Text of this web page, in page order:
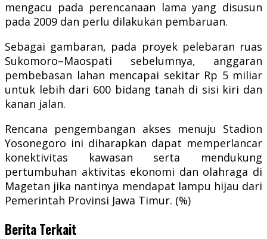
mengacu pada perencanaan lama yang disusun
pada 2009 dan perlu dilakukan pembaruan.
Sebagai gambaran, pada proyek pelebaran ruas
Sukomoro–Maospati sebelumnya, anggaran
pembebasan lahan mencapai sekitar Rp 5 miliar
untuk lebih dari 600 bidang tanah di sisi kiri dan
kanan jalan.
Rencana pengembangan akses menuju Stadion
Yosonegoro ini diharapkan dapat memperlancar
konektivitas kawasan serta mendukung
pertumbuhan aktivitas ekonomi dan olahraga di
Magetan jika nantinya mendapat lampu hijau dari
Pemerintah Provinsi Jawa Timur. (%)
Berita Terkait